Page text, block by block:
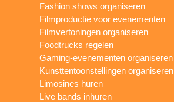
Fashion shows organiseren
Filmproductie voor evenementen
Filmvertoningen organiseren
Foodtrucks regelen
Gaming-evenementen organiseren
Kunsttentoonstellingen organiseren
Limosines huren
Live bands inhuren